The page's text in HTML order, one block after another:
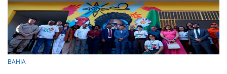
BAHIA